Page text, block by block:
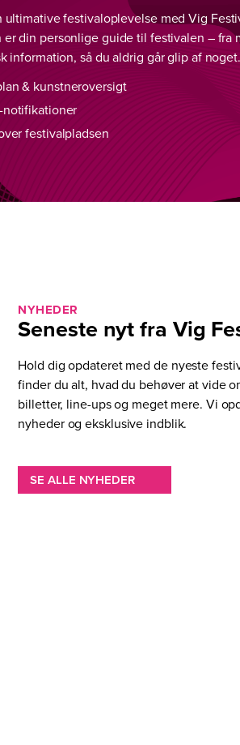
ultimative festivaloplevelse med Vig
er din personlige guide til festivalen – fra
information, så du aldrig går glip af noget.
& kunstneroversigt
notifikationer
festivalpladsen
NYHEDER
Seneste nyt fra Vig
Hold dig opdateret med de nyeste
finder du alt, hvad du behøver at vide
billetter, line-ups og meget mere. Vi
nyheder og eksklusive indblik.
SE ALLE NYHEDER